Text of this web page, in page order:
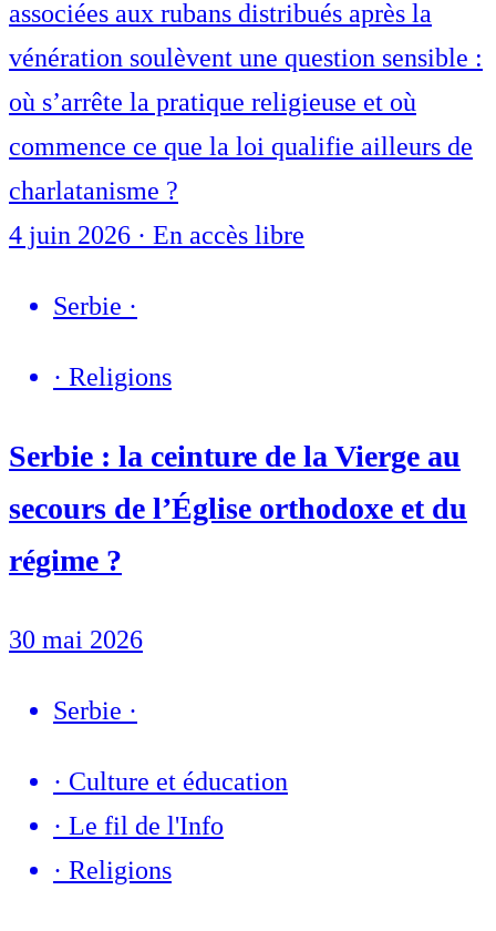
associées aux rubans distribués après la
vénération soulèvent une question sensible :
où s’arrête la pratique religieuse et où
commence ce que la loi qualifie ailleurs de
charlatanisme ?
4 juin 2026 · En accès libre
Serbie ·
· Religions
Serbie : la ceinture de la Vierge au
secours de l’Église orthodoxe et du
régime ?
30 mai 2026
Serbie ·
· Culture et éducation
· Le fil de l'Info
· Religions